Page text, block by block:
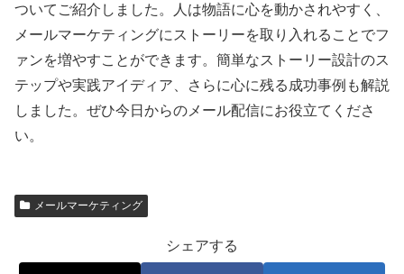
ついてご紹介しました。人は物語に心を動かされやすく、
メールマーケティングにストーリーを取り入れることでフ
ァンを増やすことができます。簡単なストーリー設計のス
テップや実践アイディア、さらに心に残る成功事例も解説
しました。ぜひ今日からのメール配信にお役立てくださ
い。
メールマーケティング
シェアする